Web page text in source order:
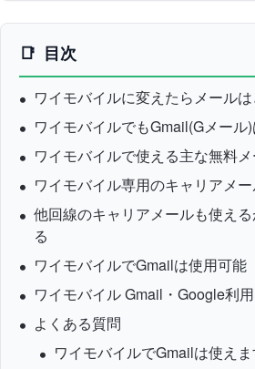
目次
ワイモバイルに変えたらメール
ワイモバイルでもGmail(Gメール
ワイモバイルで使える主な無料
ワイモバイル専用のキャリアメ
他回線のキャリアメールも使え
る
ワイモバイルでGmailは使用可能
ワイモバイル Gmail・Google利
よくある質問
ワイモバイルでGmailは使えま